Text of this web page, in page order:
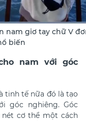
nam giơ tay chữ V
biến
nam với góc
tinh tế nữa đó là tạo
góc nghiêng. Góc
cơ thể một cách